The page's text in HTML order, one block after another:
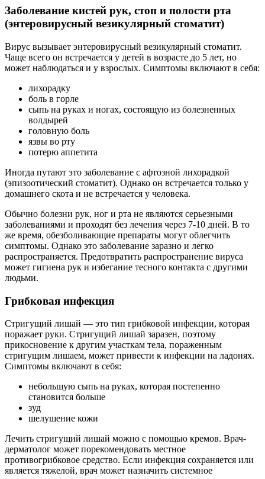
Заболевание кистей рук, стоп и полости рта
(энтеровирусный везикулярный стоматит)
Вирус вызывает энтеровирусный везикулярный стоматит.
Чаще всего он встречается у детей в возрасте до 5 лет, но
может наблюдаться и у взрослых. Симптомы включают в себя:
лихорадку
боль в горле
сыпь на руках и ногах, состоящую из болезненных
волдырей
головную боль
язвы во рту
потерю аппетита
Иногда путают это заболевание с афтозной лихорадкой
(эпизоотический стоматит). Однако он встречается только у
домашнего скота и не встречается у человека.
Обычно болезни рук, ног и рта не являются серьезными
заболеваниями и проходят без лечения через 7-10 дней. В то
же время, обезболивающие препараты могут облегчить
симптомы. Однако это заболевание заразно и легко
распространяется. Предотвратить распространение вируса
может гигиена рук и избегание тесного контакта с другими
людьми.
Грибковая инфекция
Стригущий лишай — это тип грибковой инфекции, которая
поражает руки. Стригущий лишай заразен, поэтому
прикосновение к другим участкам тела, пораженным
стригущим лишаем, может привести к инфекции на ладонях.
Симптомы включают в себя:
небольшую сыпь на руках, которая постепенно
становится больше
зуд
шелушение кожи
Лечить стригущий лишай можно с помощью кремов. Врач-
дерматолог может порекомендовать местное
противогрибковое средство. Если инфекция сохраняется или
является тяжелой, врач может назначить системное